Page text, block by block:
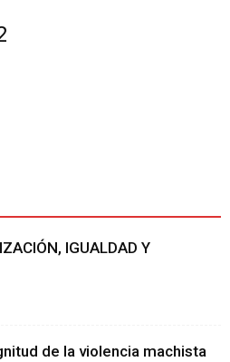
IGUALDAD Y
de la violencia machista